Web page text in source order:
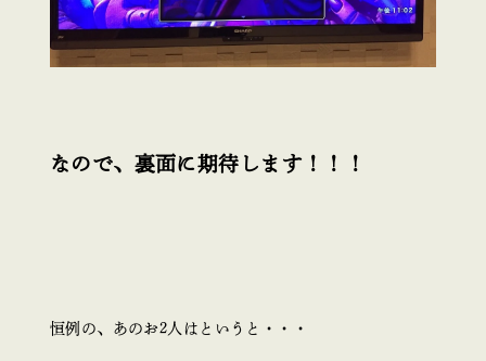
なので、裏面に期待します！！！
恒例の、あのお2人はというと・・・